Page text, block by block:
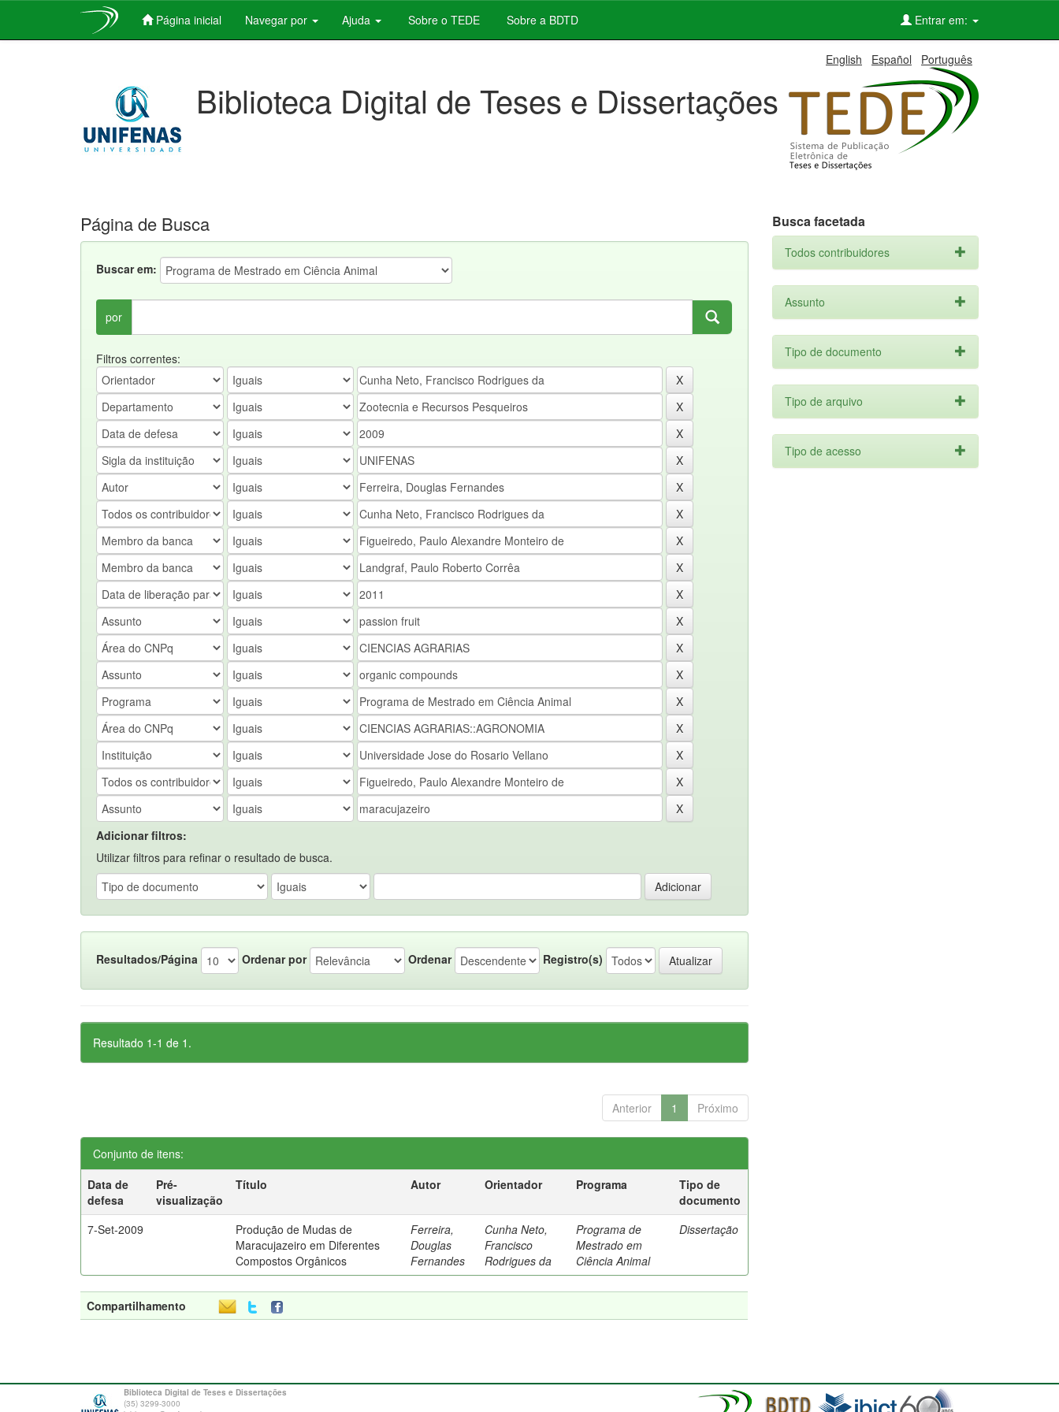
Página inicial Navegar por Ajuda Sobre o TEDE Sobre a BDTD Entrar em:
English Español Português
Biblioteca Digital de Teses e Dissertações
Página de Busca
Buscar em:
por
Filtros correntes:
Adicionar filtros:
Utilizar filtros para refinar o resultado de busca.
Resultados/Página Ordenar por Ordenar Registro(s)
Resultado 1-1 de 1.
Anterior 1 Próximo
Conjunto de itens:
Data de
defesa
Pré-
visualização
Título Autor Orientador Programa
Tipo de
documento
7-Set-2009
Produção de Mudas de
Maracujazeiro em Diferentes
Compostos Orgânicos
Ferreira,
Douglas
Fernandes
Cunha Neto,
Francisco
Rodrigues da
Programa de
Mestrado em
Ciência Animal
Dissertação
Compartilhamento
Busca facetada
Todos contribuidores
Assunto
Tipo de documento
Tipo de arquivo
Tipo de acesso
Biblioteca Digital de Teses e Dissertações
(35) 3299-3000